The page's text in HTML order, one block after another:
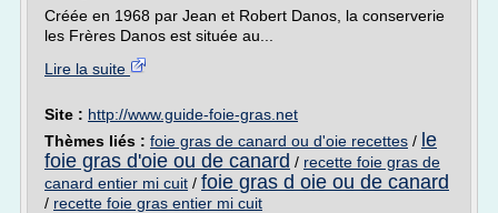
Créée en 1968 par Jean et Robert Danos, la conserverie
les Frères Danos est située au...
Lire la suite
Site : http://www.guide-foie-gras.net
Thèmes liés : foie gras de canard ou d'oie recettes / le
foie gras d'oie ou de canard / recette foie gras de
canard entier mi cuit / foie gras d oie ou de canard
/ recette foie gras entier mi cuit